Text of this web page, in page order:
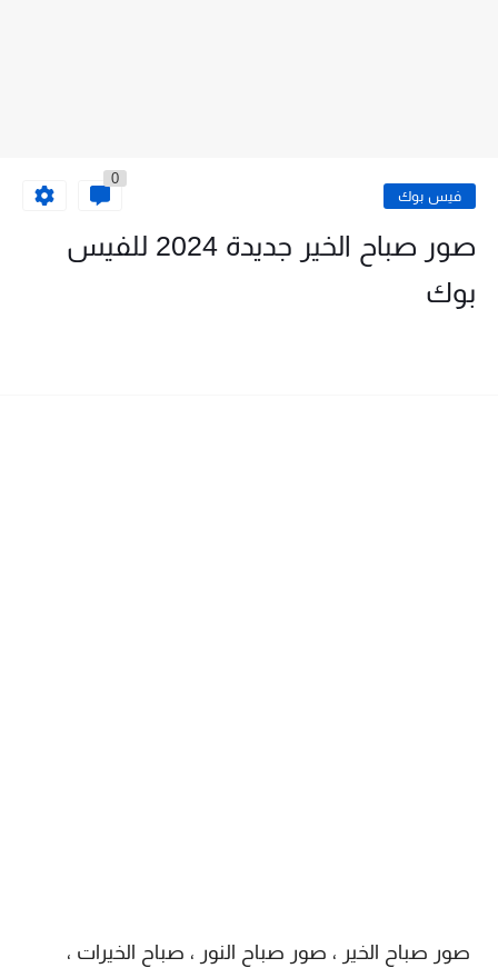
فيس بوك
0
صور صباح الخير جديدة 2024 للفيس
بوك
صور صباح الخير ، صور صباح النور ، صباح الخيرات ،